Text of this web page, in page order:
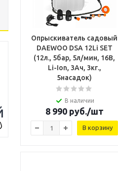
Опрыскиватель садовый
DAEWOO DSA 12Li SET
(12л., 5бар, 5л/мин, 16В,
Li-Ion, 3Ач, 3кг.,
5насадок)
В наличии
8 990руб./шт
В корзину